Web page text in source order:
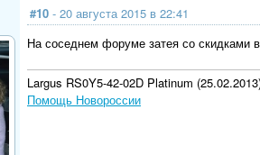
#10 - 20 августа 2015 в 22:41
На соседнем форуме затея со скидками
Largus RS0Y5-42-02D Platinum
Помощь Новороссии